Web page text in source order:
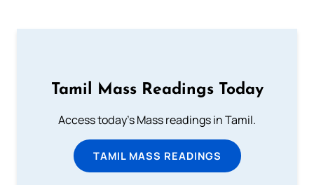
Tamil Mass Readings Today
Access today's Mass readings in Tamil.
TAMIL MASS READINGS